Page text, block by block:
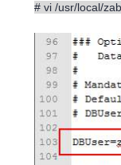
# vi /usr/local/